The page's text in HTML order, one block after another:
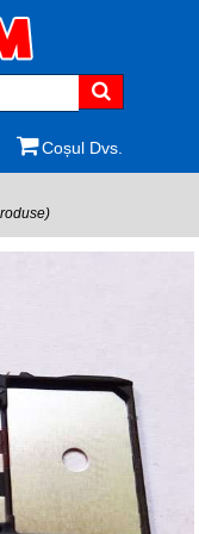
Coșul Dvs.